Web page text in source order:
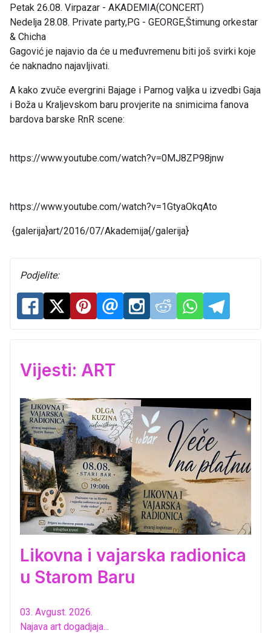
Petak 26.08. Virpazar - AKADEMIA(CONCERT)
Nedelja 28.08. Private party,PG - GEORGE,Štimung orkestar
& Chicha
Gagović je najavio da će u međuvremenu biti još svirki koje
će naknadno najavljivati.
A kako zvuče evergrini Bajage i Parnog valjka u izvedbi Gaja
i Boža u Kraljevskom baru provjerite na snimicima fanova
bardova barske RnR scene:
https://www.youtube.com/watch?v=0MJ8ZP98jnw
https://www.youtube.com/watch?v=1GtyaOkqAto
{galerija}art/2016/07/Akademija{/galerija}
Podjelite:
Vijesti: ART
Likovna i vajarska radionica
u Starom Baru
03. Avgust. 2026.
Najava art dogadjaja...